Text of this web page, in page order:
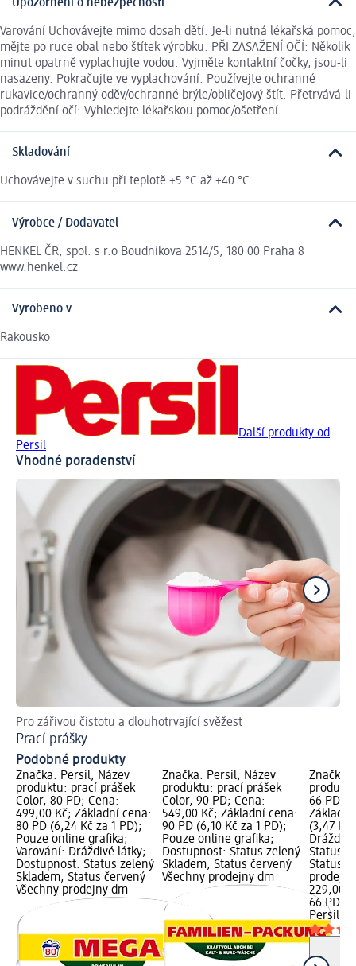
Upozornění o nebezpečnosti
Varování Uchovávejte mimo dosah dětí. Je-li nutná lékařská pomoc,
mějte po ruce obal nebo štítek výrobku. PŘI ZASAŽENÍ OČÍ: Několik
minut opatrně vyplachujte vodou. Vyjměte kontaktní čočky, jsou-li
nasazeny. Pokračujte ve vyplachování. Používejte ochranné
rukavice/ochranný oděv/ochranné brýle/obličejový štít. Přetrvává-li
podráždění očí: Vyhledejte lékařskou pomoc/ošetření.
Skladování
Uchovávejte v suchu při teplotě +5 °C až +40 °C.
Výrobce / Dodavatel
HENKEL ČR, spol. s r.o Boudníkova 2514/5, 180 00 Praha 8
www.henkel.cz
Vyrobeno v
Rakousko
Další produkty od
Persil
Vhodné poradenství
Pro zářivou čistotu a dlouhotrvající svěžest
Prací prášky
Podobné produkty
Značka: Persil; Název
produktu: prací prášek
Color, 80 PD; Cena:
499,00 Kč; Základní cena:
80 PD (6,24 Kč za 1 PD);
Pouze online grafika;
Varování: Dráždivé látky;
Dostupnost: Status zelený
Skladem, Status červený
Všechny prodejny dm
Značka: Persil; Název
produktu: prací prášek
Color, 90 PD; Cena:
549,00 Kč; Základní cena:
90 PD (6,10 Kč za 1 PD);
Pouze online grafika;
Dostupnost: Status zelený
Skladem, Status červený
Všechny prodejny dm
Značka:
66 PD;
Základní
(3,47 Kč
Status
Status
229,00
66 PD
Persil